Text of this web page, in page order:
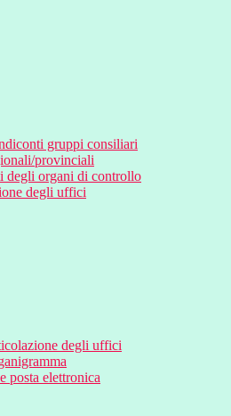
gruppi consiliari
provinciali
degli organi di controllo
degli uffici
degli uffici
posta elettronica